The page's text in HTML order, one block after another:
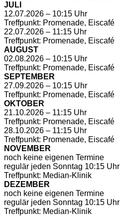
JULI
12.07.2026 – 10:15 Uhr
Treffpunkt: Promenade, Eiscafé
22.07.2026 – 11:15 Uhr
Treffpunkt: Promenade, Eiscafé
AUGUST
02.08.2026 – 10:15 Uhr
Treffpunkt: Promenade, Eiscafé
SEPTEMBER
27.09.2026 – 10:15 Uhr
Treffpunkt: Promenade, Eiscafé
OKTOBER
21.10.2026 – 11:15 Uhr
Treffpunkt: Promenade, Eiscafé
28.10.2026 – 11:15 Uhr
Treffpunkt: Promenade, Eiscafé
NOVEMBER
noch keine eigenen Termine
regulär jeden Sonntag 10:15 Uhr
Treffpunkt: Median-Klinik
DEZEMBER
noch keine eigenen Termine
regulär jeden Sonntag 10:15 Uhr
Treffpunkt: Median-Klinik